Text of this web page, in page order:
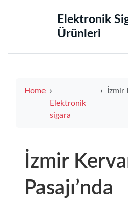
‌Elektronik
Ürünleri‌
Home
Elektronik
sigara
İzmir
İzmir
Pasajı’nda